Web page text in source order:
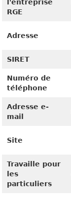
l'entreprise
RGE
Adresse
SIRET
Numéro de
téléphone
Adresse e-
mail
Site
Travaille pour
les
particuliers